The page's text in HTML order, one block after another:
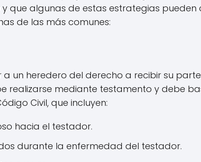
que algunas de estas estrategias pueden
de las más comunes:
un heredero del derecho a recibir su
realizarse mediante testamento y debe
Civil, que incluyen:
hacia el testador.
durante la enfermedad del testador.